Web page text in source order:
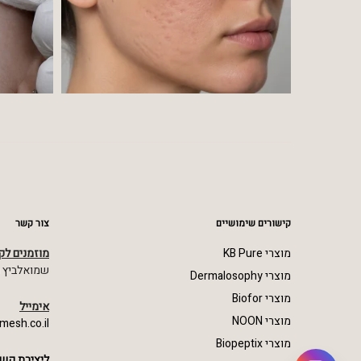
קישורים שימושיים
מוצרי KB Pure
מוצרי Dermalosophy
מוצרי Biofor
מוצרי NOON
מוצרי Biopeptix
צור קשר
מוזמנים
שמואלביץ מרדכי
אימייל